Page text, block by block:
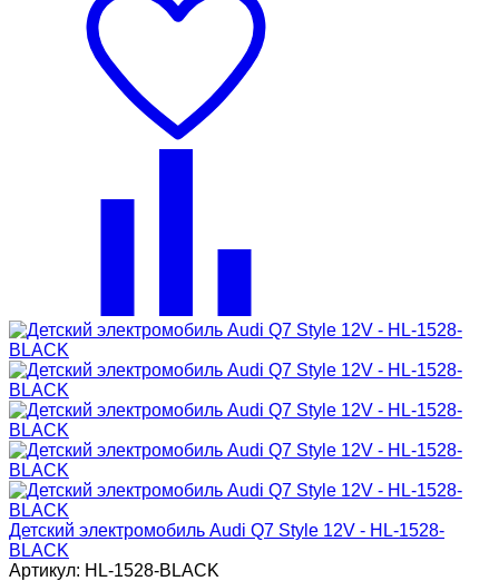
Детский электромобиль Audi Q7 Style 12V - HL-1528-
BLACK
Артикул: HL-1528-BLACK